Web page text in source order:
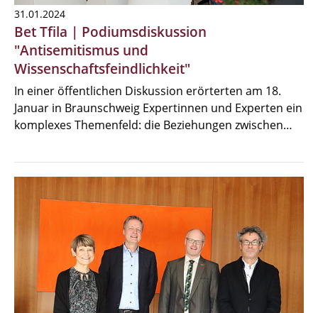
31.01.2024
Bet Tfila | Podiumsdiskussion
"Antisemitismus und
Wissenschaftsfeindlichkeit"
In einer öffentlichen Diskussion erörterten am 18.
Januar in Braunschweig Expertinnen und Experten ein
komplexes Themenfeld: die Beziehungen zwischen…